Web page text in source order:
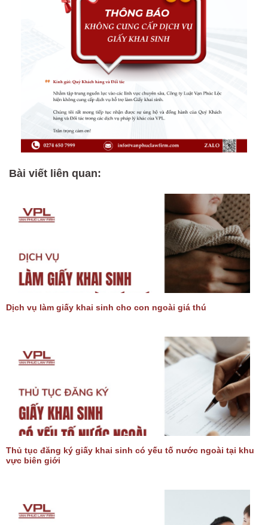
Bài viết liên quan:
Dịch vụ làm giấy khai sinh cho con ngoài giá thú
Thủ tục đăng ký giấy khai sinh có yếu tố nước ngoài tại khu
vực biên giới